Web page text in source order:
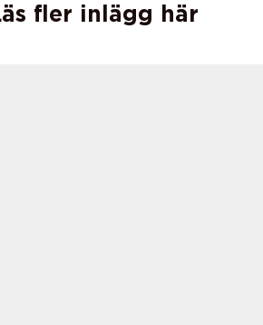
fler inlägg här